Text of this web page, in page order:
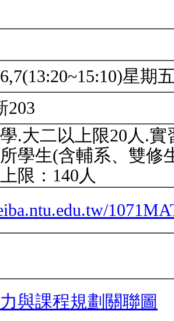
星期
203
.大二以上限20人.實
學生(含輔系、雙修
限：140人
與課程規劃關聯圖